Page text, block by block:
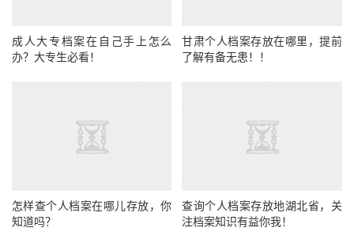
成人大专档案在自己手上怎么
办？大专生必看！
甘肃个人档案存放在哪里，提前
了解有备无患！！
怎样查个人档案在哪儿存放，你
知道吗？
查询个人档案存放地湖北省，关
注档案知识有益你我！